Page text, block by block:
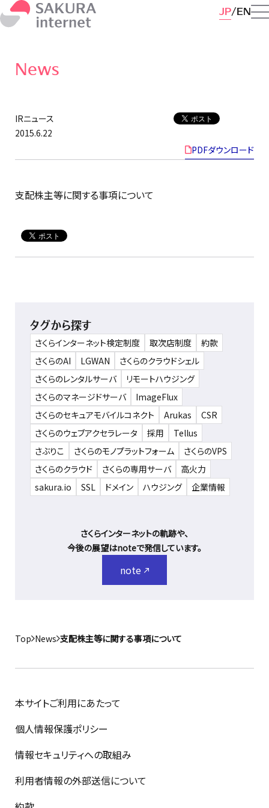
JP EN
News
IRニュース
2015.6.22
PDFダウンロード
支配株主等に関する事項について
タグから探す
さくらインターネット検定制度 取次店制度
約款
さくらのAI
LGWAN
さくらのクラウドシェル
さくらのレンタルサーバ
リモートハウジング
さくらのマネージドサーバ
ImageFlux
さくらのセキュアモバイルコネクト
Arukas
CSR
さくらのウェブアクセラレータ
採用
Tellus
さぶりこ
さくらのモノプラットフォーム
さくらのVPS
さくらのクラウド
さくらの専用サーバ
高火力
sakura.io
SSL ドメイン ハウジング 企業情報
さくらインターネットの軌跡や、
今後の展望はnoteで発信しています。
note
Top News 支配株主等に関する事項について
本サイトご利用にあたって
個人情報保護ポリシー
情報セキュリティへの取組み
利用者情報の外部送信について